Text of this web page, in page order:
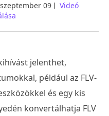
09
Videó
jelenthet,
például az FLV-
és egy kis
konvertálhatja FLV